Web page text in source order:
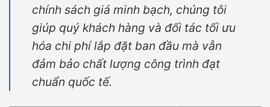
chính sách giá minh bạch, chúng tôi
giúp quý khách hàng và đối tác tối ưu
hóa chi phí lắp đặt ban đầu mà vẫn
đảm bảo chất lượng công trình đạt
chuẩn quốc tế.